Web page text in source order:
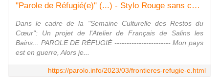
"Parole de Réfugié(e)" (...) - Stylo Rouge sans colère...
Dans le cadre de la "Semaine Culturelle des Restos du
Cœur": Un projet de l'Atelier de Français de Salins les
Bains... PAROLE DE RÉFUGIÉ ----------------------- Mon pays
est en guerre, Alors je...
https://parolo.info/2023/03/frontieres-refugie-e.html